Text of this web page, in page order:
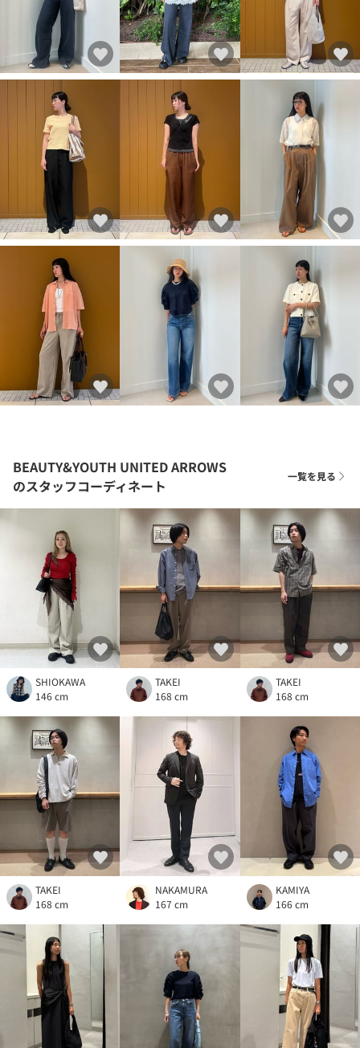
BEAUTY&YOUTH UNITED ARROWS
のスタッフコーディネート
一覧を見る
SHIOKAWA
146 cm
TAKEI
168 cm
TAKEI
168 cm
TAKEI
168 cm
NAKAMURA
167 cm
KAMIYA
166 cm